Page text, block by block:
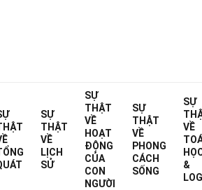
SỰ
THẬT
VỀ
LỊCH
SỬ
SỰ
THẬT
VỀ
HOẠT
ĐỘNG
CỦA
CON
NGƯỜI
SỰ
THẬT
VỀ
PHONG
CÁCH
SỐNG
SỰ
VỀ
&
Hoạt động của con người
Thật Về Giải Trí
Đã được chuyên gia xác minh Hướng